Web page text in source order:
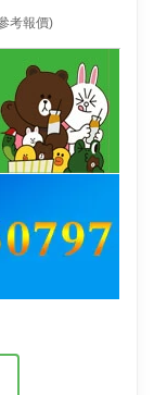
考報價)